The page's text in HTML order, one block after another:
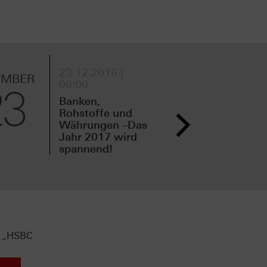
Banken,
Rohstoffe und
Währungen –Das
Jahr 2017 wird
spannend!
21